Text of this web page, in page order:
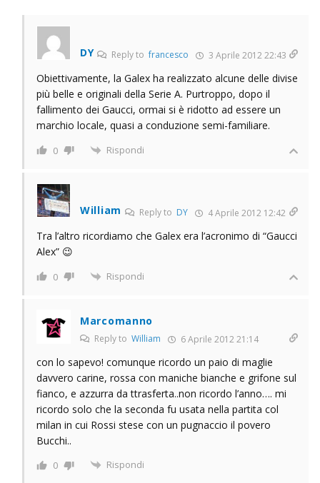
DY Reply tofrancesco 3 Aprile 2012 22:43
Obiettivamente, la Galex ha realizzato alcune delle divise
più belle e originali della Serie A. Purtroppo, dopo il
fallimento dei Gaucci, ormai si è ridotto ad essere un
marchio locale, quasi a conduzione semi-familiare.
0 Rispondi
William Reply to DY 4 Aprile 2012 12:42
Tra l’altro ricordiamo che Galex era l’acronimo di “Gaucci
Alex” 😉
0 Rispondi
Marcomanno
Reply to William 6 Aprile 2012 21:14
con lo sapevo! comunque ricordo un paio di maglie
davvero carine, rossa con maniche bianche e grifone sul
fianco, e azzurra da ttrasferta..non ricordo l’anno…. mi
ricordo solo che la seconda fu usata nella partita col
milan in cui Rossi stese con un pugnaccio il povero
Bucchi..
0 Rispondi